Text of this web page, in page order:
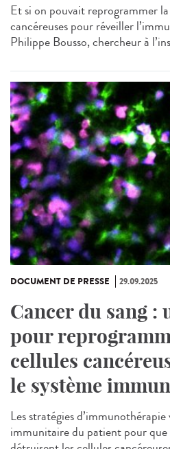
Et si on pouvait reprogrammer
cancéreuses pour réveiller
Philippe Bousso, chercheur à
DOCUMENT DE PRESSE 29.09.2025
Cancer du sang :
pour
cellules
le système
Les stratégies
immunitaire du patient pour que